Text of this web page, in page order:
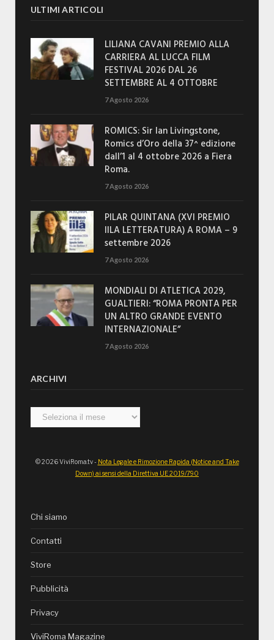
ULTIMI ARTICOLI
LILIANA CAVANI PREMIO ALLA
CARRIERA AL LUCCA FILM
FESTIVAL 2026 DAL 26
SETTEMBRE AL 4 OTTOBRE
7 Agosto 2026
ROMICS: Sir Ian Livingstone,
Romics d’Oro della 37^ edizione
dall’1 al 4 ottobre 2026 a Fiera
Roma.
7 Agosto 2026
PILAR QUINTANA (XVI PREMIO
IILA LETTERATURA) A ROMA – 9
settembre 2026
7 Agosto 2026
MONDIALI DI ATLETICA 2029,
GUALTIERI: “ROMA PRONTA PER
UN ALTRO GRANDE EVENTO
INTERNAZIONALE”
7 Agosto 2026
ARCHIVI
Archivi
© 2026 ViviRoma.tv - Nota Legale e Rimozione Rapida (Notice and Take
Down) ai sensi della Direttiva UE 2019/790
Chi siamo
Contatti
Store
Pubblicità
Privacy
ViviRoma Magazine